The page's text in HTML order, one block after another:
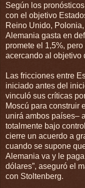
Según los
con el objetivo
Reino Unido,
Alemania gasta en
promete el 1,5%,
acercando al objetivo
Las fricciones entre
iniciado antes del
vinculó sus críticas
Moscú para construir
unirá ambos países–
totalmente bajo
cierre un acuerdo a
cuando se supone
Alemania va y le
dólares”, aseguró el
con Stoltenberg.